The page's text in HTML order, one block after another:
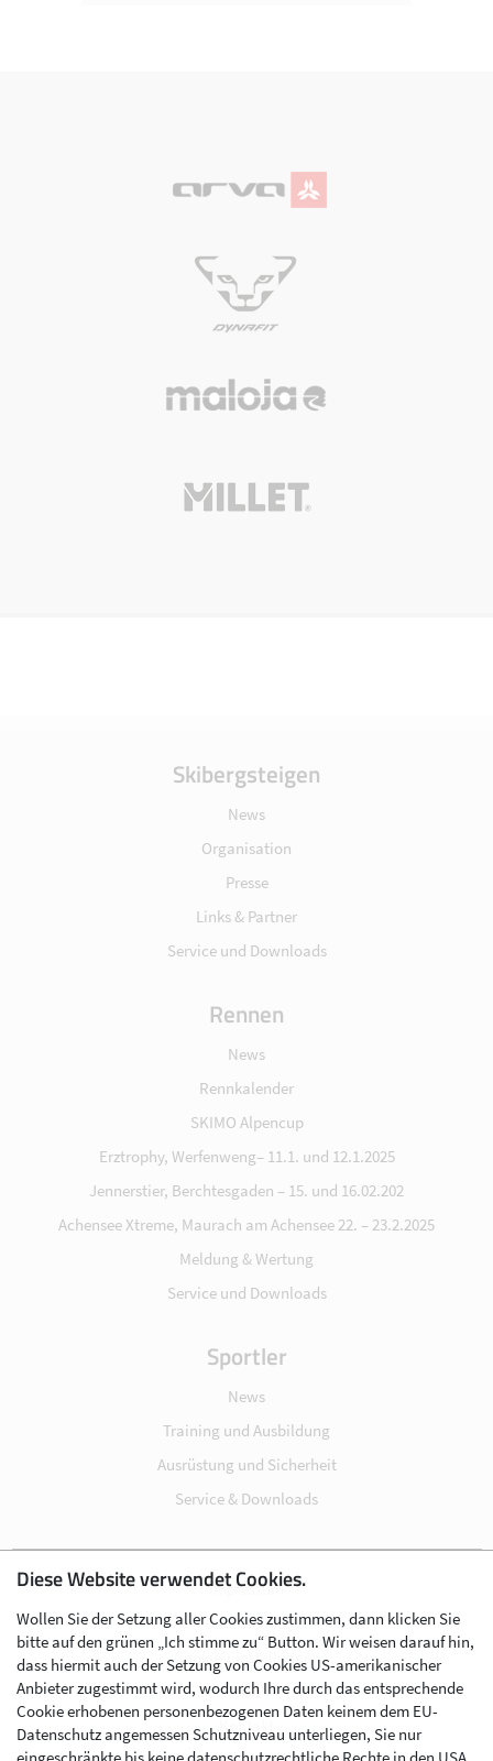
Skibergsteigen
News
Organisation
Presse
Links & Partner
Service und Downloads
Rennen
News
Rennkalender
SKIMO Alpencup
Erztrophy, Werfenweng– 11.1. und 12.1.2025
Jennerstier, Berchtesgaden – 15. und 16.02.202
Achensee Xtreme, Maurach am Achensee 22. – 23.2.2025
Meldung & Wertung
Service und Downloads
Sportler
News
Training und Ausbildung
Ausrüstung und Sicherheit
Service & Downloads
Impressum
Datenschutz
Cookie-Einstellungen
AGB
Kontakt
Diese Website verwendet Cookies.
Wollen Sie der Setzung aller Cookies zustimmen, dann klicken Sie
bitte auf den grünen „Ich stimme zu“ Button. Wir weisen darauf hin,
dass hiermit auch der Setzung von Cookies US-amerikanischer
Anbieter zugestimmt wird, wodurch Ihre durch das entsprechende
Cookie erhobenen personenbezogenen Daten keinem dem EU-
Datenschutz angemessen Schutzniveau unterliegen, Sie nur